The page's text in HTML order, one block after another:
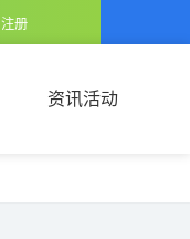
注册
资讯活动